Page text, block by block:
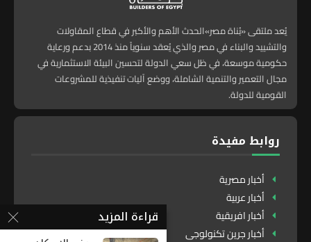
يُعد ملتقى «بُناة مصر»الحدث الأهم والأكبر في قطاع المقاولات
والتشييد والبناء في مصر والذي يُعقد سنوياً منذ 2014 بدعم ورعاية
حكومية موسعة، في ظل سعي الدولة لتحسين البيئة الاستثمارية في
مجال التعمير والتنمية الشاملة، ووضع آليات تنفيذية للمشروعات
القومية للدولة.
روابط مفيدة
أخبار مصرية
أخبار عربية
أخبار افريقية
أخبار جرين تكنولوجى
قراءة المزيد